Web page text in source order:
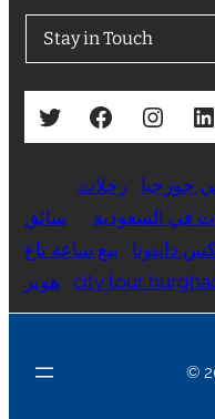
Stay in Touch
Twitter Facebook Instagram LinkedIn
جورجيا
رحلات
في السعودية
سائق
دايتونا
بيع ساعة تاغ
هوير
city tour